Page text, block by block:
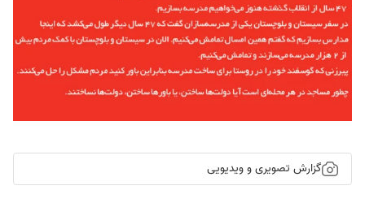
گزارش تصویری و ویدیویی